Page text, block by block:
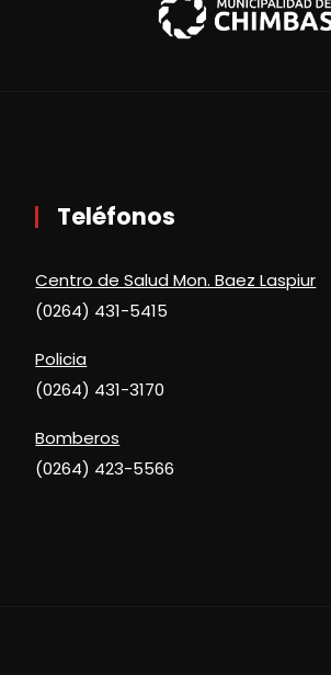
Teléfonos
Centro de Salud Mon. Baez Laspiur
(0264) 431-5415
Policia
(0264) 431-3170
Bomberos
(0264) 423-5566